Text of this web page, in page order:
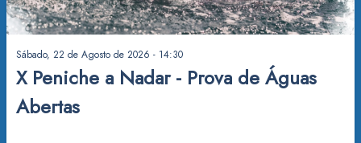
Sábado, 22 de Agosto de 2026 - 14:30
X Peniche a Nadar - Prova de Águas
Abertas